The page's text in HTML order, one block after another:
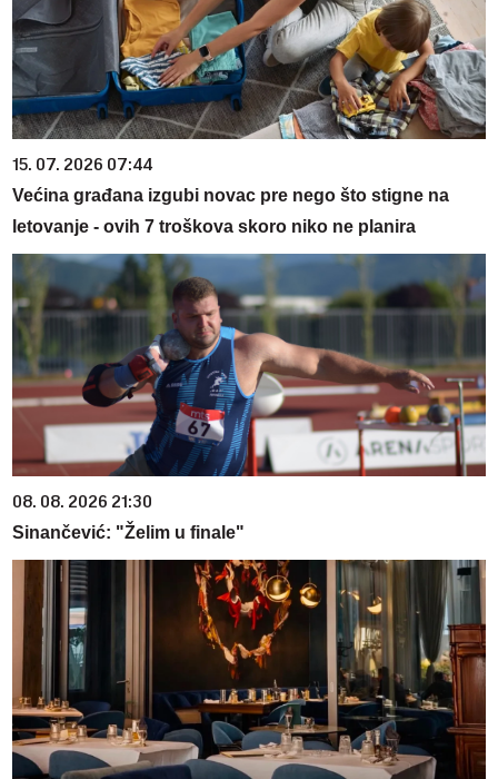
15. 07. 2026 07:44
Većina građana izgubi novac pre nego što stigne na
letovanje - ovih 7 troškova skoro niko ne planira
08. 08. 2026 21:30
Sinančević: "Želim u finale"